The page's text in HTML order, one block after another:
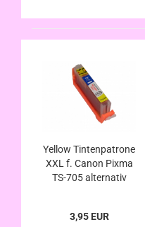
Yellow Tintenpatrone
XXL f. Canon Pixma
TS-705 alternativ
3,95 EUR